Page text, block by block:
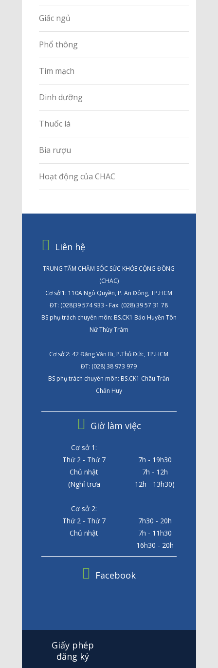
Giấc ngủ
Phổ thông
Tim mạch
Dinh dưỡng
Thuốc lá
Bia rượu
Hoạt động của CHAC
Liên hệ
TRUNG TÂM CHĂM SÓC SỨC KHỎE CỘNG ĐỒNG
(CHAC)
Cơ sở 1: 110A Ngô Quyền, P. An Đông, TP.HCM
ĐT: (028)39 574 933 - Fax: (028) 39 57 31 78
BS phụ trách chuyên môn: BS.CK1 Bảo Huyền Tôn
Nữ Thùy Trâm
Cơ sở 2: 42 Đặng Văn Bi, P.Thủ Đức, TP.HCM
ĐT: (028) 38 973 979
BS phụ trách chuyên môn: BS.CK1 Châu Trần
Chấn Huy
Giờ làm việc
Cơ sở 1:
Thứ 2 - Thứ 7
7h - 19h30
Chủ nhật
7h - 12h
(Nghỉ trưa
12h - 13h30)
Cơ sở 2:
Thứ 2 - Thứ 7
7h30 - 20h
Chủ nhật
7h - 11h30
16h30 - 20h
Facebook
Giấy phép
đăng ký